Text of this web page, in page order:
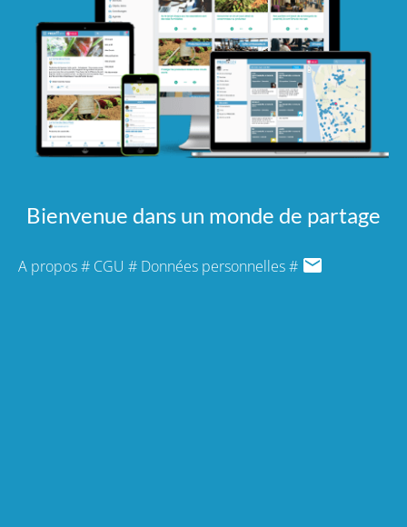
Bienvenue dans un monde de partage
A propos# CGU # Données personnelles#